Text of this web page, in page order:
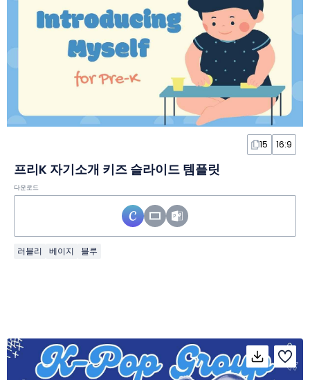
15 16:9
프리K 자기소개 키즈 슬라이드 템플릿
다운로드
러블리 베이지 블루